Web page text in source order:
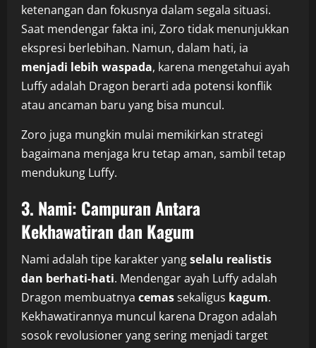
ketenangan dan fokusnya dalam segala situasi.
Saat mendengar fakta ini, Zoro tidak menunjukkan
ekspresi berlebihan. Namun, dalam hati, ia
menjadi lebih waspada, karena mengetahui ayah
Luffy adalah Dragon berarti ada potensi konflik
atau ancaman baru yang bisa muncul.
Zoro juga mungkin mulai memikirkan strategi
bagaimana menjaga kru tetap aman, sambil tetap
mendukung Luffy.
3. Nami: Campuran Antara
Kekhawatiran dan Kagum
Nami adalah tipe karakter yangselalu realistis
dan berhati-hati. Mendengar ayah Luffy adalah
Dragon membuatnya cemassekaligus kagum.
Kekhawatirannya muncul karena Dragon adalah
sosok revolusioner yang sering menjadi target